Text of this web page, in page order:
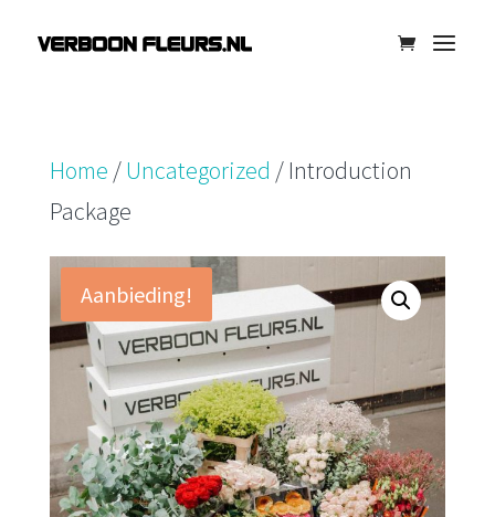
Home /Uncategorized / Introduction
Package
Aanbieding!